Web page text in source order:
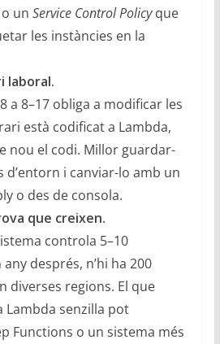
un Service Control Policyque
les instàncies en la
laboral.
a 8–17 obliga a modificar les
està codificat a Lambda,
nou el codi. Millor guardar-
d’entorn i canviar-lo amb un
o des de consola.
que creixen.
controla 5–10
després, n’hi ha 200
diverses regions. El que
Lambda senzilla pot
Functions o un sistema més